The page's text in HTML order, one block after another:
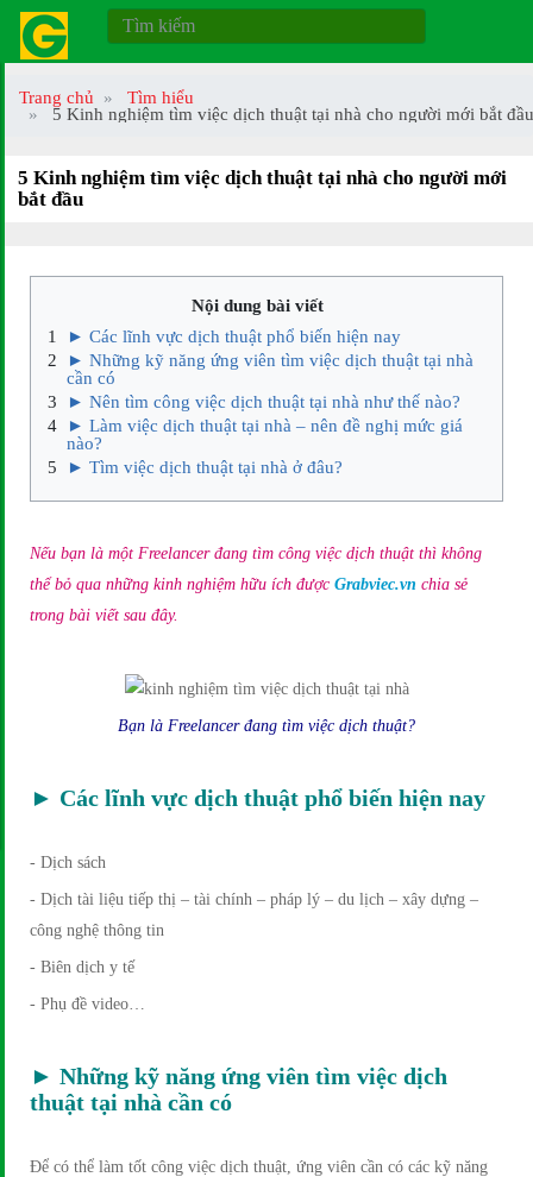
Trang chủ
Tìm hiểu
5 Kinh nghiệm tìm việc dịch thuật tại nhà cho người mới bắt đầu
5 Kinh nghiệm tìm việc dịch thuật tại nhà cho người mới
bắt đầu
Nội dung bài viết
► Các lĩnh vực dịch thuật phổ biến hiện nay
► Những kỹ năng ứng viên tìm việc dịch thuật tại nhà
cần có
► Nên tìm công việc dịch thuật tại nhà như thế nào?
► Làm việc dịch thuật tại nhà – nên đề nghị mức giá
nào?
► Tìm việc dịch thuật tại nhà ở đâu?
Nếu bạn là một Freelancer đang tìm công việc dịch thuật thì không
thể bỏ qua những kinh nghiệm hữu ích được Grabviec.vn chia sẻ
trong bài viết sau đây.
Bạn là Freelancer đang tìm việc dịch thuật?
► Các lĩnh vực dịch thuật phổ biến hiện nay
- Dịch sách
- Dịch tài liệu tiếp thị – tài chính – pháp lý – du lịch – xây dựng –
công nghệ thông tin
- Biên dịch y tế
- Phụ đề video…
► Những kỹ năng ứng viên tìm việc dịch
thuật tại nhà cần có
Để có thể làm tốt công việc dịch thuật, ứng viên cần có các kỹ năng